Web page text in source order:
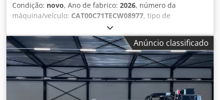
Condição: novo, Ano de fabrico: 2026, número da
máquina/veículo: CAT00C71TECW08977, tipo de
, fabricante de motores:
C7.1, Finalidade: Construção Peso em vazio: 2.238 kg
Potência do gerador: 220 kVA Dimensões do
compartimento de carga: 352 x 133 x 181 cm Marcação CE:
sim Volume do tanque de água: 418 l País de produção:
Reino Unido Contacte a equipa DPX para obter mais
informações. = Outras opções e acessórios = Dsdpfsw Thn
Anúncio classificado